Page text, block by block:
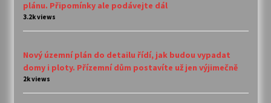
plánu. Připomínky ale podávejte dál
3.2k views
Nový územní plán do detailu řídí, jak budou vypadat
domy i ploty. Přízemní dům postavíte už jen výjimečně
2k views